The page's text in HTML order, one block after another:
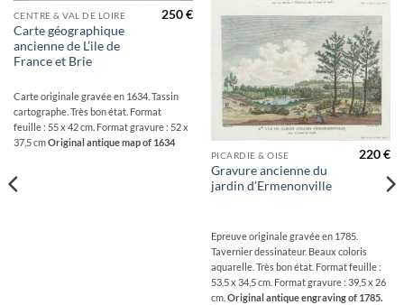
CENTRE & VAL DE LOIRE
Carte géographique
ancienne de L’ile de
France et Brie
250€
Carte originale gravée en 1634. Tassin
cartographe. Très bon état. Format
feuille : 55 x 42 cm. Format gravure : 52 x
37,5 cmOriginal antique map of 1634
PICARDIE & OISE
Gravure ancienne du
jardin d’Ermenonville
220€
Epreuve originale gravée en 1785.
Tavernier dessinateur. Beaux coloris
aquarelle. Très bon état. Format feuille :
53,5 x 34,5 cm. Format gravure : 39,5 x 26
cm. Original antique engraving of 1785.